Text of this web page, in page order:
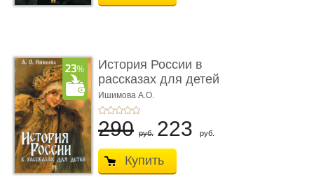
История России в
рассказах для детей
Ишимова А.О.
290 руб. 223 руб.
Купить